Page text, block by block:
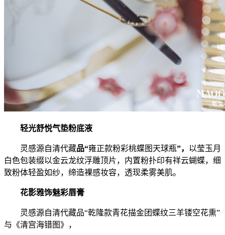
轻光舒悦气垫粉底液
灵感源自清代藏品“雍正款粉彩桃蝶图天球瓶”， 以莹玉月
白色包装缀以金云龙纹浮雕顶片，内置粉扑印有祥云蝴蝶，细
致粉体轻盈如纱，缔造裸感妆容，透现柔雾美肌。
花影雅饰魅彩唇膏
灵感源自清代藏品“乾隆款青花描金团蝶纹三羊镂空花熏”
与《清宫海错图》，